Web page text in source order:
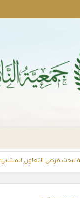
لبحث فرص التعاون المشترك